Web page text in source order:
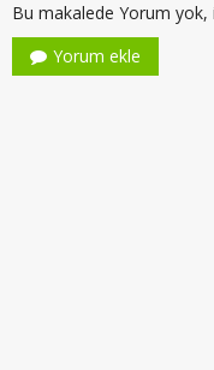
Bu makalede Yorum yok,
Yorum ekle